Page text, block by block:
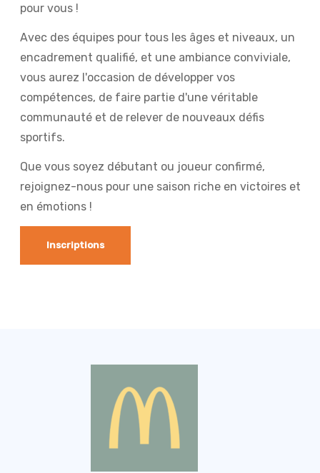
pour vous !
Avec des équipes pour tous les âges et niveaux, un
encadrement qualifié, et une ambiance conviviale,
vous aurez l'occasion de développer vos
compétences, de faire partie d'une véritable
communauté et de relever de nouveaux défis
sportifs.
Que vous soyez débutant ou joueur confirmé,
rejoignez-nous pour une saison riche en victoires et
en émotions !
Inscriptions